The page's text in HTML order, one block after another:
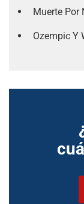
Muerte Por
Ozempic Y